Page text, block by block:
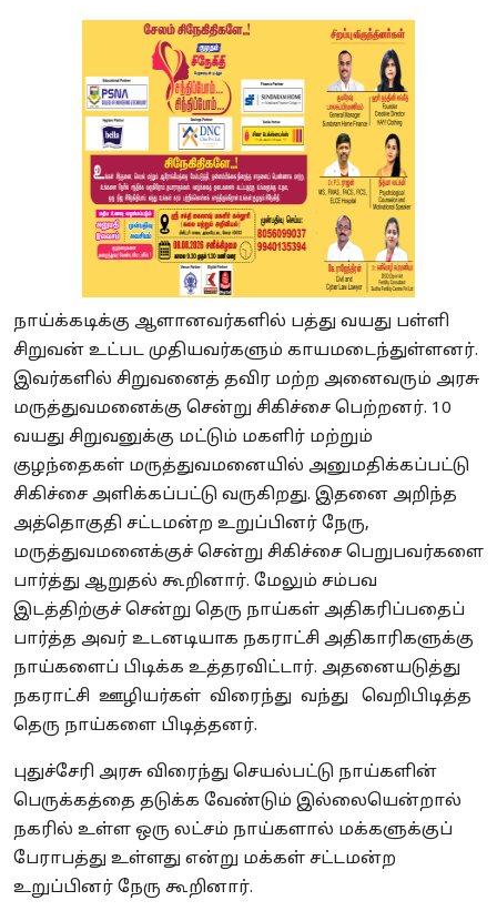
நாய்க்கடிக்கு ஆளானவர்களில் பத்து வயது பள்ளி
சிறுவன் உட்பட முதியவர்களும் காயமடைந்துள்ளனர்.
இவர்களில் சிறுவனைத் தவிர மற்ற அனைவரும் அரசு
மருத்துவமனைக்கு சென்று சிகிச்சை பெற்றனர். 10
வயது சிறுவனுக்கு மட்டும் மகளிர் மற்றும்
குழந்தைகள் மருத்துவமனையில் அனுமதிக்கப்பட்டு
சிகிச்சை அளிக்கப்பட்டு வருகிறது. இதனை அறிந்த
அத்தொகுதி சட்டமன்ற உறுப்பினர் நேரு,
மருத்துவமனைக்குச் சென்று சிகிச்சை பெறுபவர்களை
பார்த்து ஆறுதல் கூறினார். மேலும் சம்பவ
இடத்திற்குச் சென்று தெரு நாய்கள் அதிகரிப்பதைப்
பார்த்த அவர் உடனடியாக நகராட்சி அதிகாரிகளுக்கு
நாய்களைப் பிடிக்க உத்தரவிட்டார். அதனையடுத்து
நகராட்சி ஊழியர்கள் விரைந்து வந்து வெறிபிடித்த
தெரு நாய்களை பிடித்தனர்.
புதுச்சேரி அரசு விரைந்து செயல்பட்டு நாய்களின்
பெருக்கத்தை தடுக்க வேண்டும் இல்லையென்றால்
நகரில் உள்ள ஒரு லட்சம் நாய்களால் மக்களுக்குப்
பேராபத்து உள்ளது என்று மக்கள் சட்டமன்ற
உறுப்பினர் நேரு கூறினார்.